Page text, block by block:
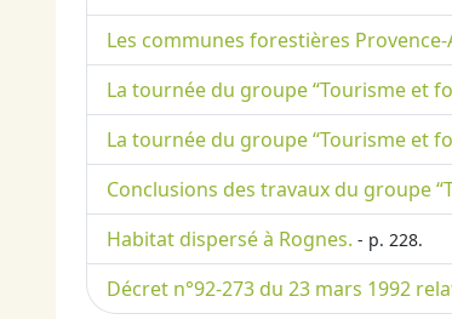
Les communes forestières Provence-
La tournée du groupe “Tourisme et
La tournée du groupe “Tourisme et
Conclusions des travaux du groupe
Habitat dispersé à Rognes. - p. 228.
Décret n°92-273 du 23 mars 1992